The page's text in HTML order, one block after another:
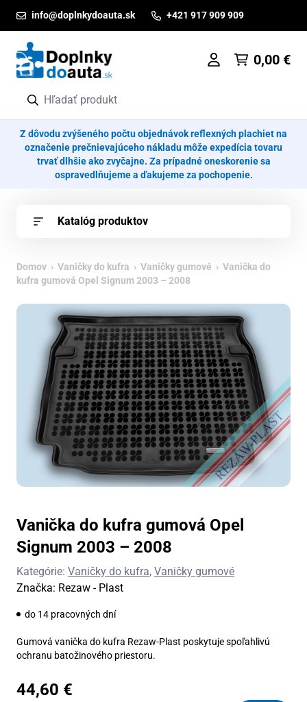
info@doplnkydoauta.sk +421 917 909 909
0,00 €
Z dôvodu zvýšeného počtu objednávok reflexných plachiet na
označenie prečnievajúceho nákladu môže expedícia tovaru
trvať dlhšie ako zvyčajne. Za prípadné oneskorenie sa
ospravedlňujeme a ďakujeme za pochopenie.
Katalóg produktov
Domov › Vaničky do kufra › Vaničky gumové › Vanička do
kufra gumová Opel Signum 2003 – 2008
Vanička do kufra gumová Opel
Signum 2003 – 2008
Kategórie: Vaničky do kufra, Vaničky gumové
Značka: Rezaw - Plast
do 14 pracovných dní
Gumová vanička do kufra Rezaw-Plast poskytuje spoľahlivú
ochranu batožinového priestoru.
44,60 €